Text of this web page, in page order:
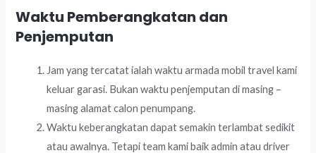
Waktu Pemberangkatan dan
Penjemputan
Jam yang tercatat ialah waktu armada mobil travel kami
keluar garasi. Bukan waktu penjemputan di masing –
masing alamat calon penumpang.
Waktu keberangkatan dapat semakin terlambat sedikit
atau awalnya. Tetapi team kami baik admin atau driver